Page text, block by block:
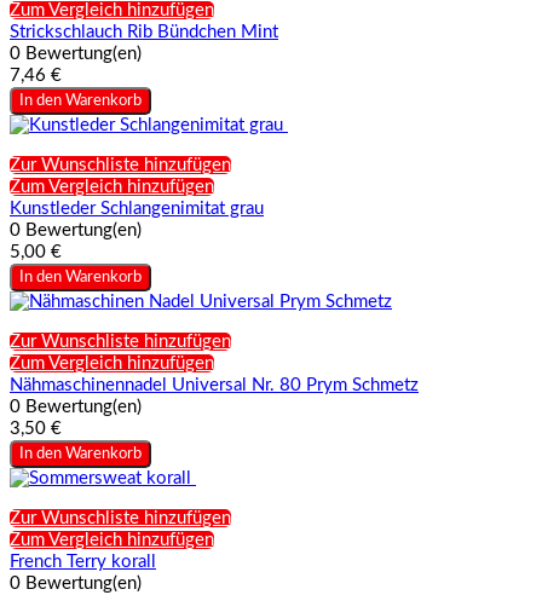
Zum Vergleich hinzufügen
Strickschlauch Rib Bündchen Mint
0 Bewertung(en)
7,46 €
In den Warenkorb
Zur Wunschliste hinzufügen
Zum Vergleich hinzufügen
Kunstleder Schlangenimitat grau
0 Bewertung(en)
5,00 €
In den Warenkorb
Zur Wunschliste hinzufügen
Zum Vergleich hinzufügen
Nähmaschinennadel Universal Nr. 80 Prym Schmetz
0 Bewertung(en)
3,50 €
In den Warenkorb
Zur Wunschliste hinzufügen
Zum Vergleich hinzufügen
French Terry korall
0 Bewertung(en)